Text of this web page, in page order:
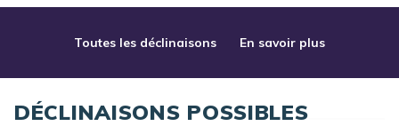
Toutes les déclinaisons En savoir plus
DÉCLINAISONS POSSIBLES